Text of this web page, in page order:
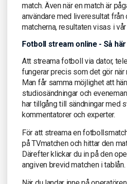
match. Även när en match är
användare med liveresultat
matcherna, resultaten visas i
Fotboll stream online - Så
Att streama fotboll via dator,
fungerar precis som det gör när
Man får samma möjlighet att
studiosändningar och
har tillgång till sändningar med
kommentatorer och experter.
För att streama en
på TVmatchen och hittar den
Därefter klickar du in på den
angiven brevid matchen i tablån.